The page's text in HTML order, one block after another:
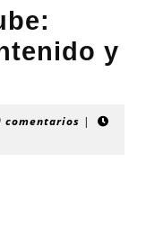
y
comentarios |